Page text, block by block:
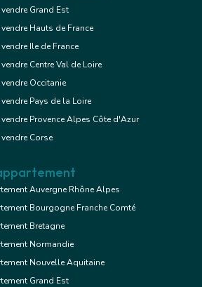
Grand Est
Hauts de France
Ile de France
Centre Val de Loire
Occitanie
Pays de la Loire
Provence Alpes Côte d'Azur
Corse
Auvergne Rhône Alpes
Bourgogne Franche Comté
Bretagne
Normandie
Nouvelle Aquitaine
Grand Est